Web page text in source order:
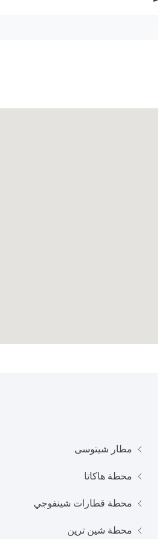
مطار شيتوسى
محطة هاكاتا
محطة قطارات شينفوجي
محطة شين ترين